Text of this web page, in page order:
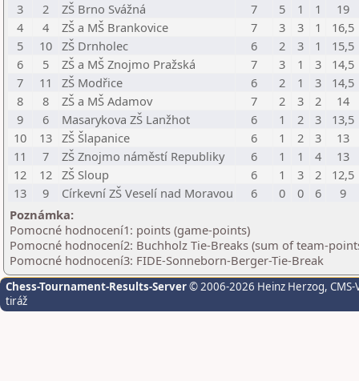
3
2 ZŠ Brno Svážná 7 5 1 1
19
4
4 ZŠ a MŠ Brankovice 7 3 3 1
16,5
5
10 ZŠ Drnholec 6 2 3 1
15,5
6
5 ZŠ a MŠ Znojmo Pražská 7 3 1 3
14,5
7
11 ZŠ Modřice 6 2 1 3
14,5
8
8 ZŠ a MŠ Adamov 7 2 3 2
14
9
6 Masarykova ZŠ Lanžhot 6 1 2 3
13,5
10
13 ZŠ Šlapanice 6 1 2 3
13
11
7 ZŠ Znojmo náměstí Republiky 6 1 1 4
13
12
12 ZŠ Sloup 6 1 3 2
12,5
13
9 Církevní ZŠ Veselí nad Moravou 6 0 0 6
9
Poznámka:
Pomocné hodnocení1: points (game-points)
Pomocné hodnocení2: Buchholz Tie-Breaks (sum of team-
Pomocné hodnocení3: FIDE-Sonneborn-Berger-Tie-Break
Chess-Tournament-Results-Server© 2006-2026 Heinz Herzog,
tiráž